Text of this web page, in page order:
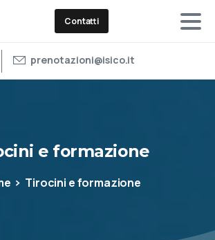
Contatti
prenotazioni@isico.it
e formazione
Tirocini e formazione